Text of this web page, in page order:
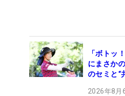
「ボトッ
にまさか
のセミと“
2026年8月